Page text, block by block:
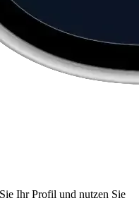
Ihr Profil und nutzen Sie